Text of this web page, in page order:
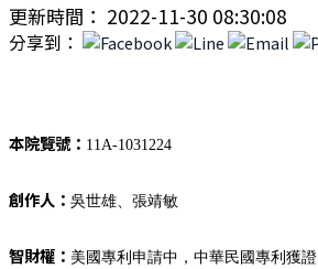
更新時間： 2022-11-30 08:30:08
分享到：
本院覽號： 11A-1031224
創作人： 吳世雄、張靖敏
智財權： 美國專利申請中，中華民國專利獲證